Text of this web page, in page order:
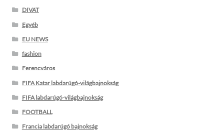
DIVAT
Egyéb
EU NEWS
fashion
Ferencváros
FIFA Katar labdarúgó-világbajnokság
FIFA labdarúgó-világbajnokság
FOOTBALL
Francia labdarúgó bajnokság